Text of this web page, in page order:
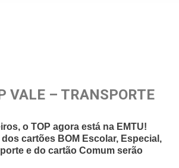
VALE – TRANSPORTE
o TOP agora está na EMTU!
cartões BOM Escolar, Especial,
e do cartão Comum serão